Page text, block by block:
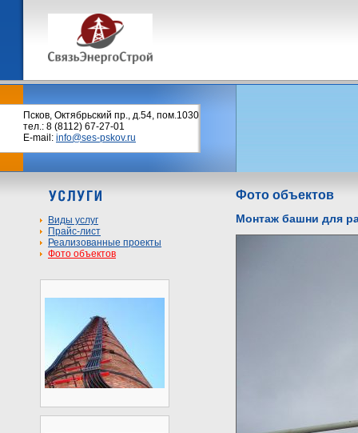
Псков, Октябрьский пр., д.54, пом.1030
тел.: 8 (8112) 67-27-01
E-mail: info@ses-pskov.ru
Виды услуг
Прайс-лист
Реализованные проекты
Фото объектов
Фото объектов
Монтаж башни для